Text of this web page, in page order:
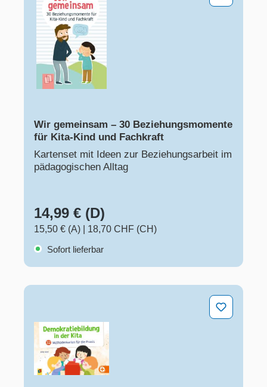
Wir gemeinsam – 30 Beziehungsmomente
für Kita-Kind und Fachkraft
Kartenset mit Ideen zur Beziehungsarbeit im
pädagogischen Alltag
14,99 € (D)
15,50 € (A)
18,70 CHF (CH)
Sofort lieferbar